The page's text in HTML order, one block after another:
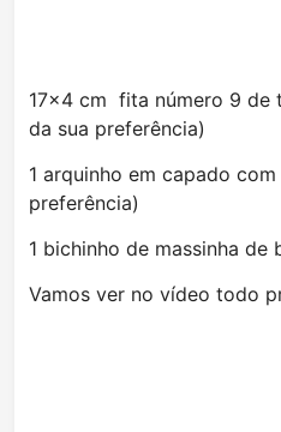
17×4 cm fita número 9 de
da sua preferência)
1 arquinho em capado
preferência)
1 bichinho de massinha de
Vamos ver no vídeo todo